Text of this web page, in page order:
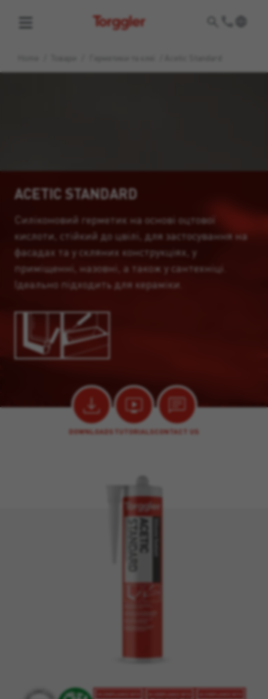
Torggler
ACETIC STANDARD
Силіконовий герметик на основі оцтової
кислоти, стійкий до цвілі, для застосування на
фасадах та у скляних конструкціях, у
приміщенні, назовні, а також у сантехніці.
Ідеально підходить для кераміки.
DOWNLOADS TUTORIALSCONTACT US